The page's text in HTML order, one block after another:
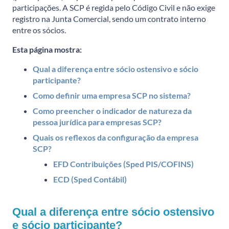
participações. A SCP é regida pelo Código Civil e não exige
registro na Junta Comercial, sendo um contrato interno
entre os sócios.
Esta página mostra:
Qual a diferença entre sócio ostensivo e sócio
participante?
Como definir uma empresa SCP no sistema?
Como preencher o indicador de natureza da
pessoa jurídica para empresas SCP?
Quais os reflexos da configuração da empresa
SCP?
EFD Contribuições (Sped PIS/COFINS)
ECD (Sped Contábil)
Qual a diferença entre sócio ostensivo
e sócio participante?